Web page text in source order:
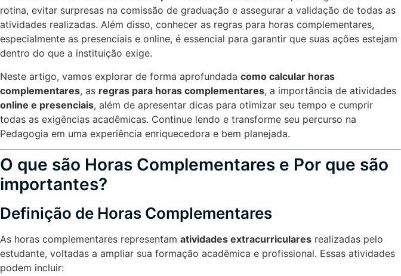
rotina, evitar surpresas na comissão de graduação e assegurar a validação de todas as
atividades realizadas. Além disso, conhecer as regras para horas complementares,
especialmente as presenciais e online, é essencial para garantir que suas ações estejam
dentro do que a instituição exige.
Neste artigo, vamos explorar de forma aprofundada como calcular horas
complementares, as regras para horas complementares, a importância de atividades
online e presenciais, além de apresentar dicas para otimizar seu tempo e cumprir
todas as exigências acadêmicas. Continue lendo e transforme seu percurso na
Pedagogia em uma experiência enriquecedora e bem planejada.
O que são Horas Complementares e Por que são
importantes?
Definição de Horas Complementares
As horas complementares representam atividades extracurriculares realizadas pelo
estudante, voltadas a ampliar sua formação acadêmica e profissional. Essas atividades
podem incluir: